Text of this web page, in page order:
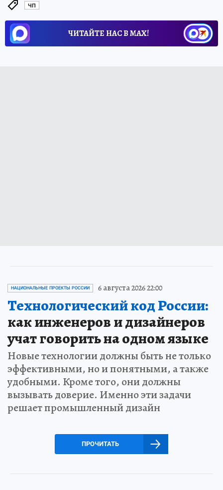
ЧП
ЧИТАЙТЕ НАС В МАХ!
НАЦИОНАЛЬНЫЕ ПРОЕКТЫ РОССИИ 6 августа 2026 22:00
Технологический код России:
как инженеров и дизайнеров
учат говорить на одном языке
Новые технологии должны быть не только
эффективными, но и понятными, а также
удобными. Кроме того, они должны
вызывать доверие. Именно эти задачи
решает промышленный дизайн
ПРОЧИТАТЬ